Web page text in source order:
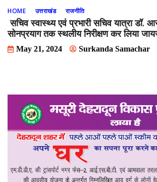
HOME उत्तराखंड राजनीति
सचिव स्वास्थ्य एवं प्रभारी सचिव यात्रा डाॅ.
सोनप्रयाग तक स्थलीय निरीक्षण कर लिया
May 21, 2024 Surkanda Samachar